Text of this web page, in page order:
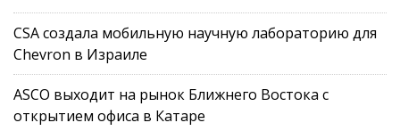
CSA создала мобильную научную лабораторию для
Chevron в Израиле
ASCO выходит на рынок Ближнего Востока с
открытием офиса в Катаре